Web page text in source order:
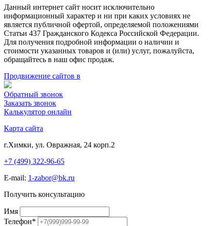
Данный интернет сайт носит исключительно
информационный характер и ни при каких условиях не
является публичной офертой, определяемой положениями
Статьи 437 Гражданского Кодекса Российской Федерации.
Для получения подробной информации о наличии и
стоимости указанных товаров и (или) услуг, пожалуйста,
обращайтесь в наш офис продаж.
Продвижение сайтов в
Обратный звонок
Заказать звонок
Калькулятор онлайн
Карта сайта
г.Химки, ул. Овражная, 24 корп.2
+7 (499) 322-96-65
E-mail: 1-zabor@bk.ru
Получить консультацию
Имя
Телефон*